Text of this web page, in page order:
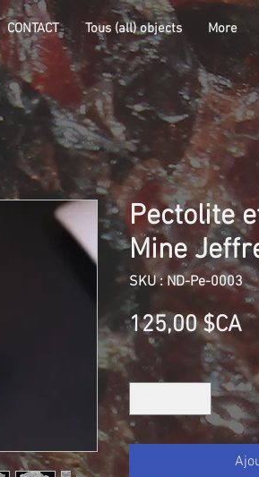
CONTACT Tous (all) objects More
Pectolite
Mine
SKU : ND-Pe-0003
125,00 $CA
Quantité